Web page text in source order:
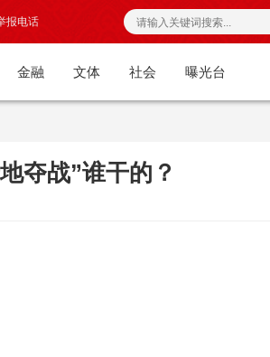
报电话
金融 文体 社会 曝光台
夺战”谁干的？